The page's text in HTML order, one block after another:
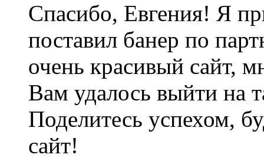
Спасибо, Евгения! Я
поставил банер по
очень красивый сайт,
Вам удалось выйти на
Поделитесь успехом,
сайт!